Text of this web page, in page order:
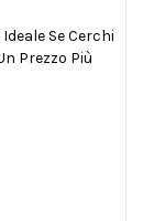
Se Cerchi
Prezzo Più